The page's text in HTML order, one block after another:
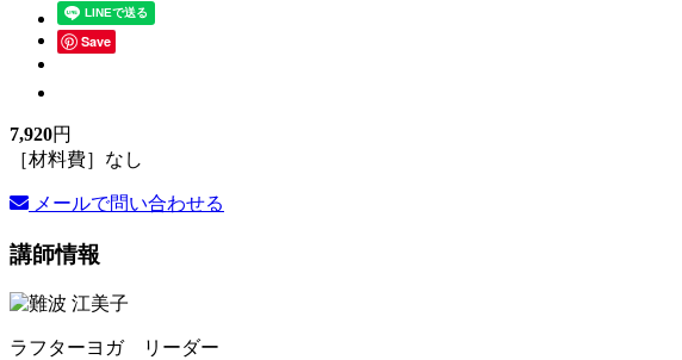
Save
7,920円
［材料費］なし
メールで問い合わせる
講師情報
ラフターヨガ リーダー